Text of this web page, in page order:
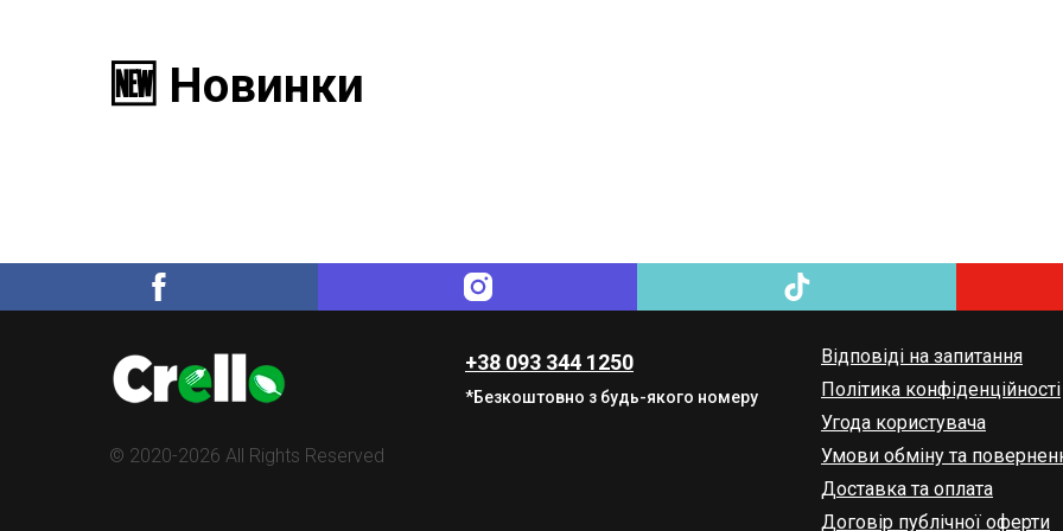
🆕 Новинки
© 2020-2026 All Rights Reserved
+38 093 344 1250
*Безкоштовно з будь-якого номеру
Відповіді на запитання
Політика конфіденційності
Угода користувача
Умови обміну та
Доставка та оплата
Договір публічної оферти